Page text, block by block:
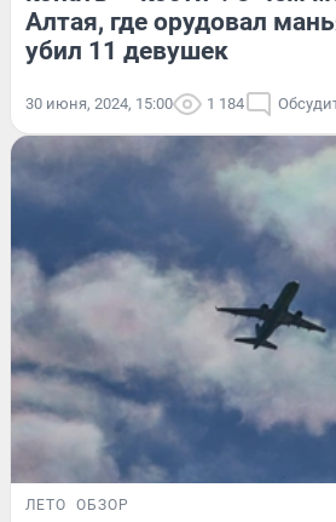
Алтая, где орудовал
убил 11 девушек
30 июня, 2024, 15:00 1 184
ЛЕТО ОБЗОР